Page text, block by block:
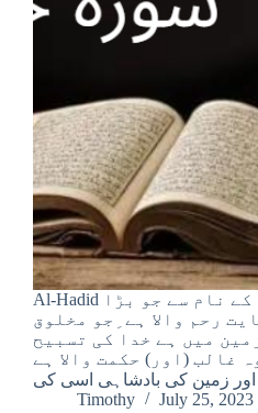
Al-Hadid شروع الله کے نام سے جو بڑا
رحم والا ہے ِجو مخلوق
میں ہے خدا کی تسبیح
غالب (اور) حکمت والا ہے
Timothy
July 25, 2023